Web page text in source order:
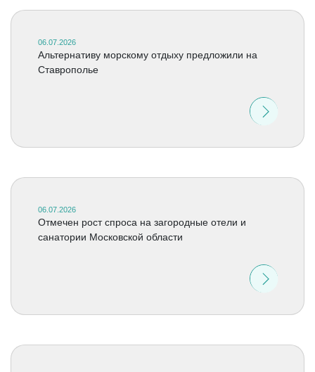
06.07.2026
Альтернативу морскому отдыху предложили на
Ставрополье
06.07.2026
Отмечен рост спроса на загородные отели и
санатории Московской области